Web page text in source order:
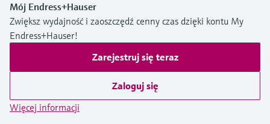
Mój Endress+Hauser
Zwiększ wydajność i zaoszczędź cenny czas dzięki kontu My
Endress+Hauser!
Zarejestruj się teraz
Zaloguj się
Więcej informacji